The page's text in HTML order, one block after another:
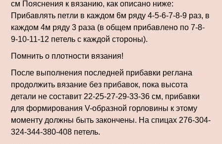
см Пояснения к вязанию, как описано ниже:
Прибавлять петли в каждом 6м ряду 4-5-6-7-8-9 раз, в
каждом 4м ряду 3 раза (в общем прибавлено по 7-8-
9-10-11-12 петель с каждой стороны).
Помнить о плотности вязания!
После выполнения последней прибавки реглана
продолжить вязание без прибавок, пока высота
детали не составит 22-25-27-29-33-36 см, прибавки
для формирования V-образной горловины к этому
моменту должны быть закончены. На спицах 276-304-
324-344-380-408 петель.